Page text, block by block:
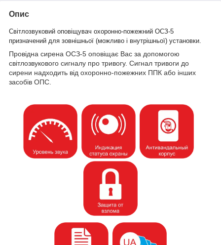
Опис
Світлозвуковий оповіщувач охоронно-пожежний ОСЗ-5
призначений для зовнішньої (можливо і внутрішньої) установки.
Провідна сирена ОСЗ-5 оповіщає Вас за допомогою
світлозвукового сигналу про тривогу. Сигнал тривоги до
сирени надходить від охоронно-пожежних ППК або інших
засобів ОПС.